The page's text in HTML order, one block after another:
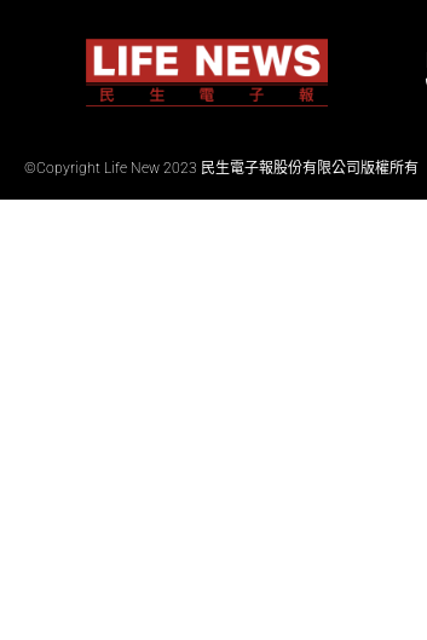
©Copyright Life New 2023 民生電子報股份有限公司版權所有